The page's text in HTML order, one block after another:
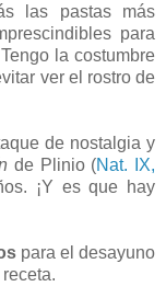
las pastas más
para
la costumbre
ver el rostro de
de nostalgia y
de Plinio (Nat. IX,
¡Y es que hay
para el desayuno